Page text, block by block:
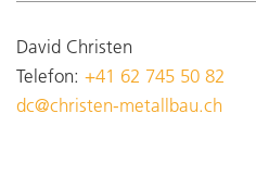
David Christen
Telefon: +41 62 745 50 82
dc@christen-metallbau.ch